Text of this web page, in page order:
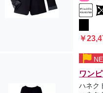
￥
ワン
ハネク